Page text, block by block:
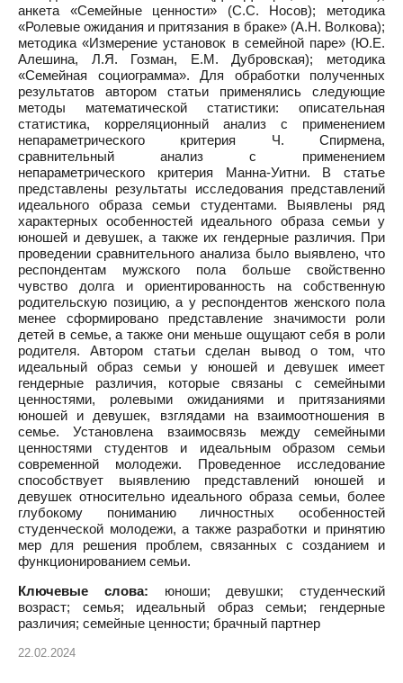
анкета «Семейные ценности» (С.С. Носов); методика
«Ролевые ожидания и притязания в браке» (А.Н. Волкова);
методика «Измерение установок в семейной паре» (Ю.Е.
Алешина, Л.Я. Гозман, Е.М. Дубровская); методика
«Семейная социограмма». Для обработки полученных
результатов автором статьи применялись следующие
методы математической статистики: описательная
статистика, корреляционный анализ с применением
непараметрического критерия Ч. Спирмена,
сравнительный анализ с применением
непараметрического критерия Манна-Уитни. В статье
представлены результаты исследования представлений
идеального образа семьи студентами. Выявлены ряд
характерных особенностей идеального образа семьи у
юношей и девушек, а также их гендерные различия. При
проведении сравнительного анализа было выявлено, что
респондентам мужского пола больше свойственно
чувство долга и ориентированность на собственную
родительскую позицию, а у респондентов женского пола
менее сформировано представление значимости роли
детей в семье, а также они меньше ощущают себя в роли
родителя. Автором статьи сделан вывод о том, что
идеальный образ семьи у юношей и девушек имеет
гендерные различия, которые связаны с семейными
ценностями, ролевыми ожиданиями и притязаниями
юношей и девушек, взглядами на взаимоотношения в
семье. Установлена взаимосвязь между семейными
ценностями студентов и идеальным образом семьи
современной молодежи. Проведенное исследование
способствует выявлению представлений юношей и
девушек относительно идеального образа семьи, более
глубокому пониманию личностных особенностей
студенческой молодежи, а также разработки и принятию
мер для решения проблем, связанных с созданием и
функционированием семьи.
Ключевые слова: юноши; девушки; студенческий
возраст; семья; идеальный образ семьи; гендерные
различия; семейные ценности; брачный партнер
22.02.2024